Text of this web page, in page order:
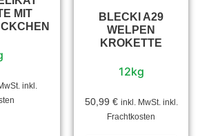
MIT
inkl.
BLECKI A29
WELPEN
KROKETTE
12kg
50,99 € inkl. MwSt. inkl.
Frachtkosten